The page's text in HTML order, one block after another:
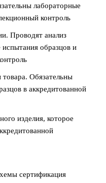
лабораторные
контроль
Проводят анализ
испытания образцов и
Обязательны
в аккредитованной
изделия, которое
сертификация